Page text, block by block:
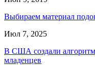
Выбираем материал
Июл 7, 2025
В США создали
младенцев